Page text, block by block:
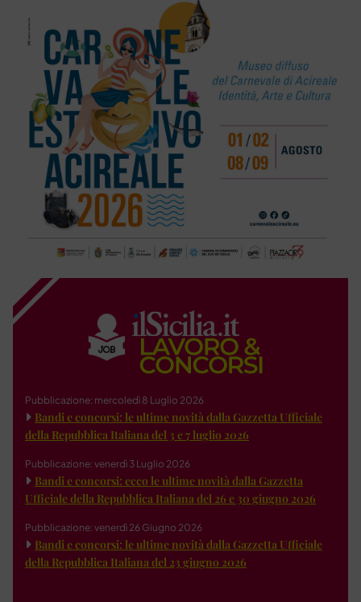
Pubblicazione: mercoledì 8 Luglio 2026
Bandi e concorsi: le ultime novità dalla Gazzetta Ufficiale
della Repubblica Italiana del 3 e 7 luglio 2026
Pubblicazione: venerdì 3 Luglio 2026
Bandi e concorsi: ecco le ultime novità dalla Gazzetta
Ufficiale della Repubblica Italiana del 26 e 30 giugno 2026
Pubblicazione: venerdì 26 Giugno 2026
Bandi e concorsi: le ultime novità dalla Gazzetta Ufficiale
della Repubblica Italiana del 23 giugno 2026